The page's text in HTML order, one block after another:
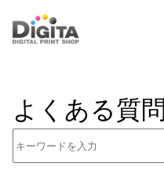
よくある質問